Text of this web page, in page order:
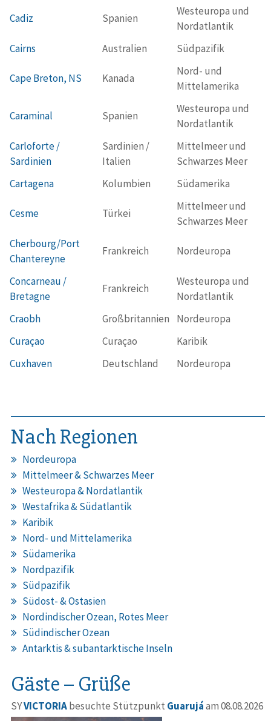
Cadiz Spanien
Westeuropa und
Nordatlantik
Cairns
Australien Südpazifik
Cape Breton, NS Kanada
Nord- und
Mittelamerika
Caraminal Spanien
Westeuropa und
Nordatlantik
Carloforte /
Sardinien
Sardinien /
Italien
Mittelmeer und
Schwarzes Meer
Cartagena
Kolumbien Südamerika
Cesme Türkei
Mittelmeer und
Schwarzes Meer
Cherbourg/Port
Chantereyne
Frankreich Nordeuropa
Concarneau /
Bretagne
Frankreich
Westeuropa und
Nordatlantik
Craobh
Großbritannien
Nordeuropa
Curaçao
Curaçao
Karibik
Cuxhaven
Deutschland Nordeuropa
Nach Regionen
Nordeuropa
Mittelmeer & Schwarzes Meer
Westeuropa & Nordatlantik
Westafrika & Südatlantik
Karibik
Nord- und Mittelamerika
Südamerika
Nordpazifik
Südpazifik
Südost- & Ostasien
Nordindischer Ozean, Rotes Meer
Südindischer Ozean
Antarktis & subantarktische Inseln
Gäste – Grüße
SYVICTORIAbesuchte Stützpunkt Guarujáam 08.08.2026